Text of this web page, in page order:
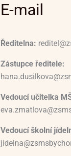
E-mail
Ředitelna:
Zástupce ředitele:
Vedoucí učitelka
Vedoucí školní